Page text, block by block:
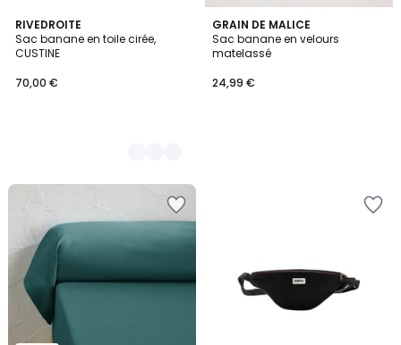
RIVEDROITE
Sac banane en toile cirée,
CUSTINE
70,00 €
3
Couleurs
GRAIN DE MALICE
Sac banane en velours
matelassé
24,99 €